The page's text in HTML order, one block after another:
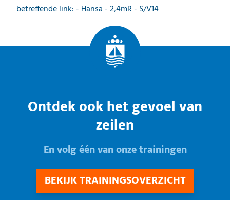
betreffende link: - Hansa - 2,4mR - S/V14
Ontdek ook het gevoel van
zeilen
En volg één van onze trainingen
BEKIJK TRAININGSOVERZICHT